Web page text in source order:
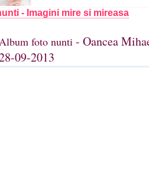
- Imagini mire si mireasa
foto nunti - Oancea
09-2013